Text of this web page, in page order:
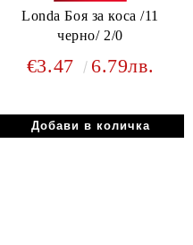
Londa Боя за коса /11
черно/ 2/0
€3.47 6.79лв.